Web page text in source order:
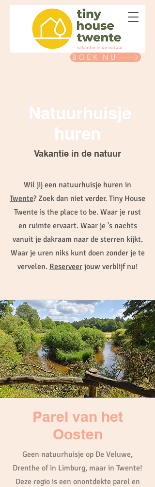
BOEK NU
Natuurhuisje
huren
Vakantie in de natuur
Wil jij een natuurhuisje huren in
Twente? Zoek dan niet verder. Tiny House
Twente is the place to be. Waar je rust
en ruimte ervaart. Waar je 's nachts
vanuit je dakraam naar de sterren kijkt.
Waar je uren niks kunt doen zonder je te
vervelen. Reserveerjouw verblijf nu!
Parel van het
Oosten
Geen natuurhuisje op De Veluwe,
Drenthe of in Limburg, maar in Twente!
Deze regio is een onontdekte parel en